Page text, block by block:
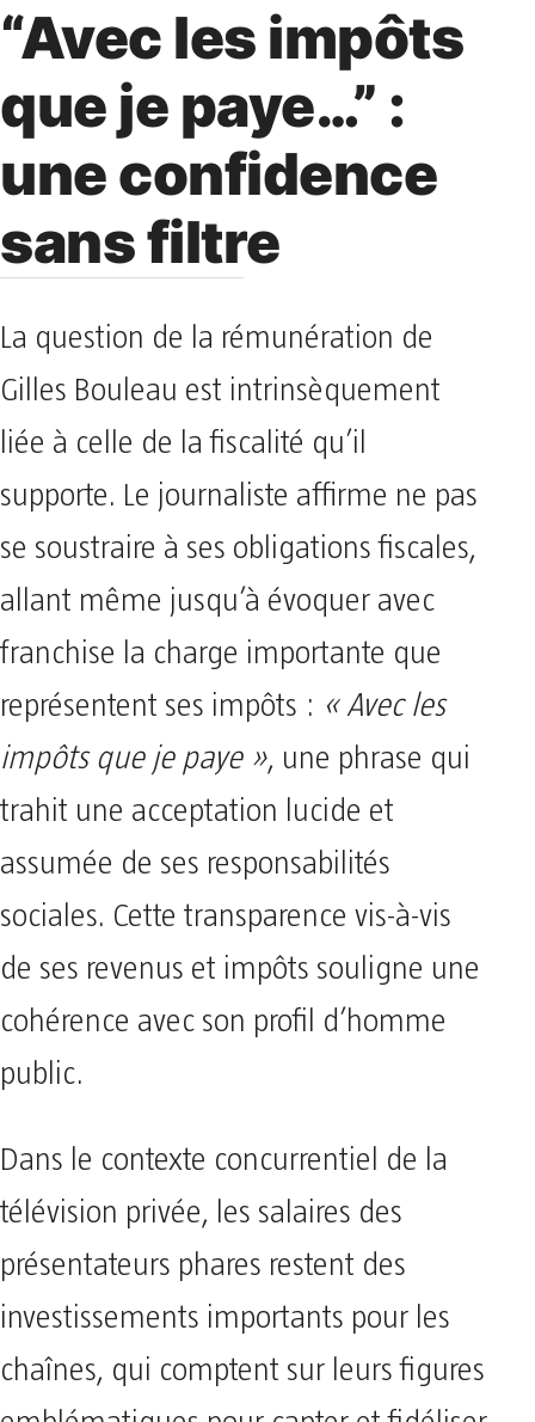
“Avec les impôts
que je paye…” :
une confidence
sans filtre
La question de la rémunération de
Gilles Bouleau est intrinsèquement
liée à celle de la fiscalité qu’il
supporte. Le journaliste affirme ne pas
se soustraire à ses obligations fiscales,
allant même jusqu’à évoquer avec
franchise la charge importante que
représentent ses impôts : « Avec les
impôts que je paye », une phrase qui
trahit une acceptation lucide et
assumée de ses responsabilités
sociales. Cette transparence vis-à-vis
de ses revenus et impôts souligne une
cohérence avec son profil d’homme
public.
Dans le contexte concurrentiel de la
télévision privée, les salaires des
présentateurs phares restent des
investissements importants pour les
chaînes, qui comptent sur leurs figures